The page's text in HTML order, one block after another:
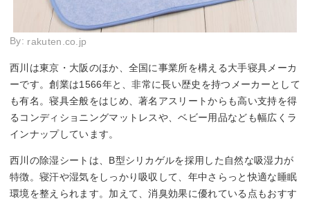
By: rakuten.co.jp
西川は東京・大阪のほか、全国に事業所を構える大手寝具メーカ
ーです。創業は1566年と、非常に長い歴史を持つメーカーとして
も有名。寝具全般をはじめ、著名アスリートからも高い支持を得
るコンディショニングマットレスや、ベビー用品なども幅広くラ
インナップしています。
西川の除湿シートは、B型シリカゲルを採用した自然な吸湿力が
特徴。寝汗や湿気をしっかり吸収して、年中さらっと快適な睡眠
環境を整えられます。加えて、消臭効果に優れている点もおすす